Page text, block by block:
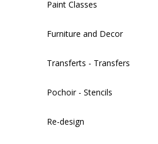
Paint Classes
Furniture and Decor
Transferts - Transfers
Pochoir - Stencils
Re-design